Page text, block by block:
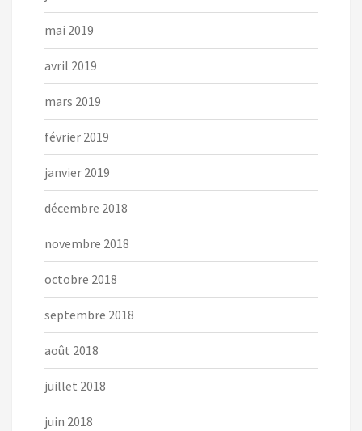
mai 2019
avril 2019
mars 2019
février 2019
janvier 2019
décembre 2018
novembre 2018
octobre 2018
septembre 2018
août 2018
juillet 2018
juin 2018